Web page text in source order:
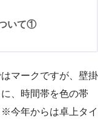
いて①
マークですが、壁掛
、時間帯を色の帯
※今年からは卓上タイ